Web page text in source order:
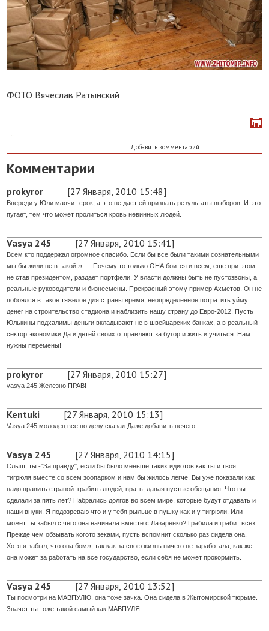
ФОТО Вячеслав Ратынский
Добавить комментарий
Комментарии
prokyror [27 Января, 2010 15:48]
Впереди у Юли маячит срок, а это не даст ей признать результаты выборов. И это
пугает, тем что может пролиться кровь невинных людей.
Vasya 245 [27 Января, 2010 15:41]
Всем кто поддержал огромное спасибо. Если бы все были такими сознательными
мы бы жили не в такой ж... . Почему то только ОНА боится и всем, еще при этом
не став президентом, раздает портфели. У власти должны быть не пустозвоны, а
реальные руководители и бизнесмены. Прекрасный этому пример Ахметов. Он не
побоялся в такое тяжелое для страны время, неопределенное потратить уйму
денег на строительство стадиона и наблизить нашу страну до Евро-2012. Пусть
Юлькины подхалимы деньги вкладывают не в швейцарских банках, а в реальный
сектор экономики.Да и детей своих отправляют за бугор и жить и учиться. Нам
нужны перемены!
prokyror [27 Января, 2010 15:27]
vasya 245 Железно ПРАВ!
Kentuki [27 Января, 2010 15:13]
Vasya 245,молодец все по делу сказал.Даже добавить нечего.
Vasya 245 [27 Января, 2010 14:15]
Слыш, ты -"За правду", если бы было меньше таких идиотов как ты и твоя
тигрюля вместе со всем зоопарком и нам бы жилось легче. Вы уже показали как
надо править страной. грабить людей, врать, давая пустые обещания. Что вы
сделали за пять лет? Набрались долгов во всем мире, которые будут отдавать и
наши внуки. Я подозреваю что и у тебя рыльце в пушку как и у тигрюли. Или
может ты забыл с чего она начинала вместе с Лазаренко? Грабила и грабит всех.
Прежде чем обзывать когото зеками, пусть вспомнит сколько раз сидела она.
Хотя я забыл, что она бомж, так как за свою жизнь ничего не заработала, как же
она может за работать на все государство, если себя не может прокормить.
Vasya 245 [27 Января, 2010 13:52]
Ты посмотри на МАВПУЛЮ, она тоже зачка. Она сидела в Жытомирской тюрьме.
Значет ты тоже такой самый как МАВПУЛЯ.